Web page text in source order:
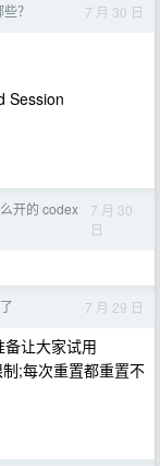
？ 7 月 30 日
Session
开的 codex
7 月 30
日
7 月 29 日
让大家试用
;每次重置都重置不